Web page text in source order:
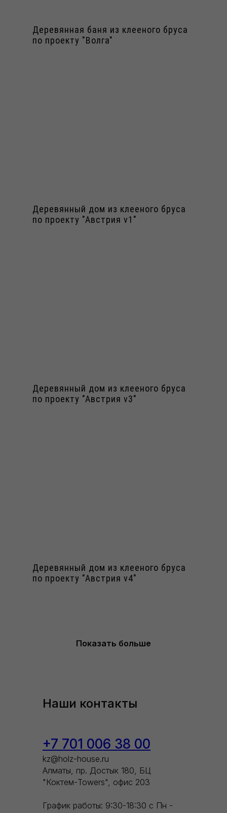
Деревянная баня из клееного бруса
по проекту "Волга"
Деревянный дом из клееного бруса
по проекту "Австрия v1"
Деревянный дом из клееного бруса
по проекту "Австрия v3"
Деревянный дом из клееного бруса
по проекту "Австрия v4"
Показать больше
Наши контакты
+7 701 006 38 00
kz@holz-house.ru
Алматы, пр. Достык 180, БЦ
"Коктем-Towers", офис 203
График работы: 9:30-18:30 с Пн -